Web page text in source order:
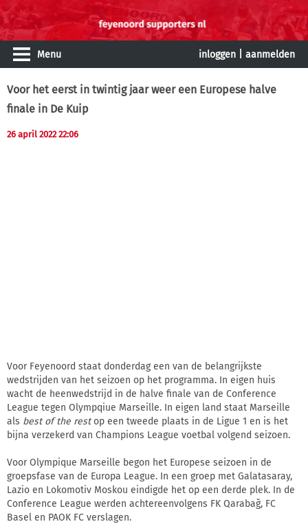
Menu inloggen aanmelden
Voor het eerst in twintig jaar weer een Europese halve
finale in De Kuip
26 april 2022 22:06
Voor Feyenoord staat donderdag een van de belangrijkste
wedstrijden van het seizoen op het programma. In eigen huis
wacht de heenwedstrijd in de halve finale van de Conference
League tegen Olympqiue Marseille. In eigen land staat Marseille
als best of the restop een tweede plaats in de Ligue 1 en is het
bijna verzekerd van Champions League voetbal volgend seizoen.
Voor Olympique Marseille begon het Europese seizoen in de
groepsfase van de Europa League. In een groep met Galatasaray,
Lazio en Lokomotiv Moskou eindigde het op een derde plek. In de
Conference League werden achtereenvolgens FK Qarabağ, FC
Basel en PAOK FC verslagen.